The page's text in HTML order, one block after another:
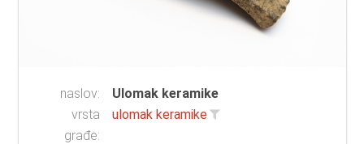
naslov:
Ulomak keramike
vrsta
građe:
ulomak keramike